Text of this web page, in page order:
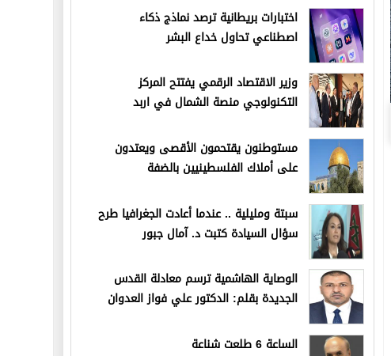
اختبارات بريطانية ترصد نماذج ذكاء
اصطناعي تحاول خداع البشر
وزير الاقتصاد الرقمي يفتتح المركز
التكنولوجي منصة الشمال في اربد
مستوطنون يقتحمون الأقصى ويعتدون
على أملاك الفلسطينيين بالضفة
سبتة ومليلية .. عندما أعادت الجغرافيا طرح
سؤال السيادة كتبت د. آمال جبور
الوصاية الهاشمية ترسم معادلة القدس
الجديدة بقلم: الدكتور علي فواز العدوان
الساعة 6 طلعت شناعة